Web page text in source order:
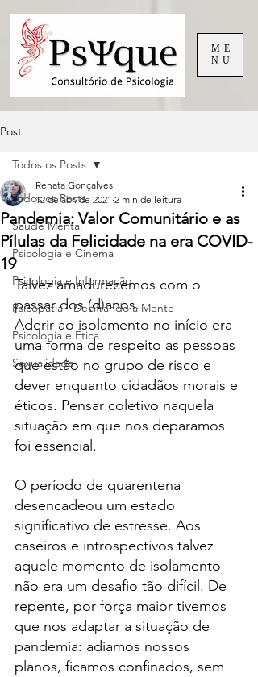
ME
NU
Post
Todos os Posts
Saude Mental
Psicologia e Cinema
Psicologia e Informação
Psicopatia - Decifrando a Mente
Psicologia e Ética
Sexualidade
Todos os Posts
Pandemia: Valor Comunitário e as
Pílulas da Felicidade na era COVID-
19
Renata Gonçalves
12 de abr. de 2021 2 min de leitura
Talvez amadurecemos com o
passar dos (d)anos.
Aderir ao isolamento no início era
uma forma de respeito as pessoas
que estão no grupo de risco e
dever enquanto cidadãos morais e
éticos. Pensar coletivo naquela
situação em que nos deparamos
foi essencial.
O período de quarentena
desencadeou um estado
significativo de estresse. Aos
caseiros e introspectivos talvez
aquele momento de isolamento
não era um desafio tão difícil. De
repente, por força maior tivemos
que nos adaptar a situação de
pandemia: adiamos nossos
planos, ficamos confinados, sem